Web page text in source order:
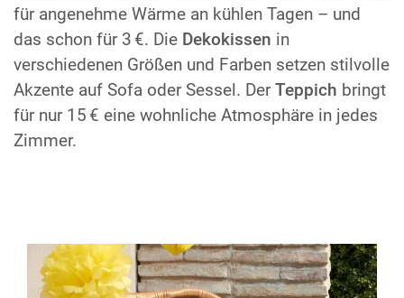
für angenehme Wärme an kühlen Tagen – und
das schon für 3 €. Die Dekokissen in
verschiedenen Größen und Farben setzen stilvolle
Akzente auf Sofa oder Sessel. Der Teppich bringt
für nur 15 € eine wohnliche Atmosphäre in jedes
Zimmer.